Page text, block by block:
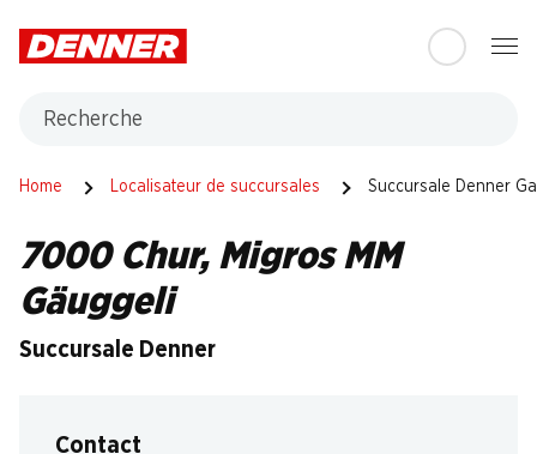
Home Localisateur de succursales Succursale Denner
7000 Chur, Migros MM
Gäuggeli
Succursale Denner
Contact